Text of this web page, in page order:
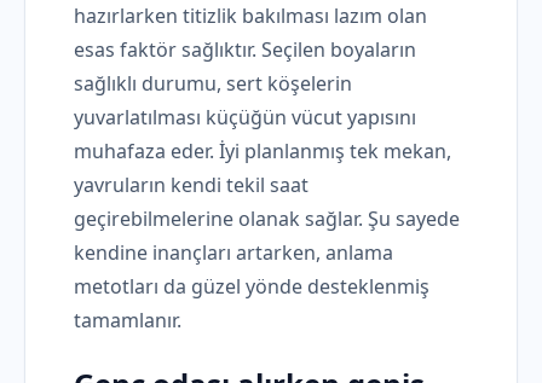
hazırlarken titizlik bakılması lazım olan
esas faktör sağlıktır. Seçilen boyaların
sağlıklı durumu, sert köşelerin
yuvarlatılması küçüğün vücut yapısını
muhafaza eder. İyi planlanmış tek mekan,
yavruların kendi tekil saat
geçirebilmelerine olanak sağlar. Şu sayede
kendine inançları artarken, anlama
metotları da güzel yönde desteklenmiş
tamamlanır.